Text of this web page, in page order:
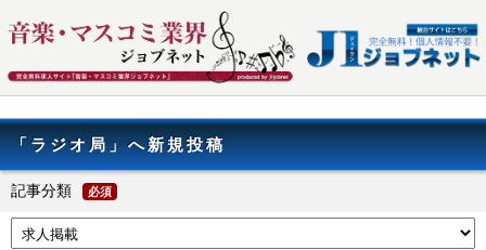
「ラジオ局」へ新規投稿
記事分類 必須